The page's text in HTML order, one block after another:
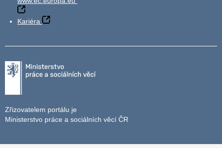
Kariéra
Zřizovatelem portálu je
Ministerstvo práce a sociálních věcí ČR